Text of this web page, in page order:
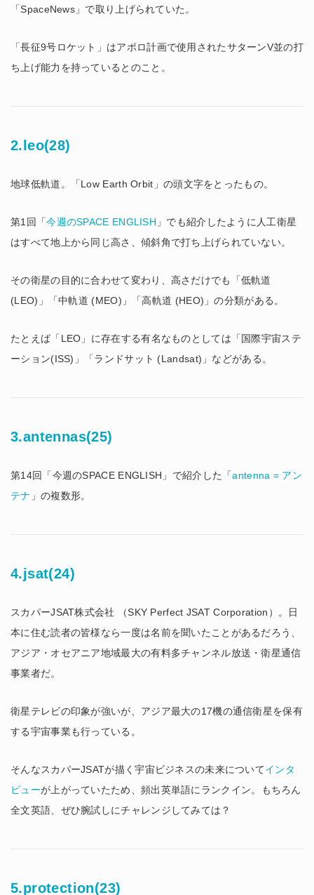
「SpaceNews」で取り上げられていた。
「長征9号ロケット」はアポロ計画で使用されたサターンV並の打
ち上げ能力を持っているとのこと。
2.leo(28)
地球低軌道。「Low Earth Orbit」の頭文字をとったもの。
第1回「今週のSPACE ENGLISH 」でも紹介したように人工衛星
はすべて地上から同じ高さ、傾斜角で打ち上げられていない。
その衛星の目的に合わせて変わり、高さだけでも「低軌道
(LEO)」「中軌道 (MEO)」「高軌道 (HEO)」の分類がある。
たとえば「LEO」に存在する有名なものとしては「国際宇宙ステ
ーション(ISS)」「ランドサット (Landsat)」などがある。
3.antennas(25)
第14回「今週のSPACE ENGLISH」で紹介した「antenna = アン
テナ 」の複数形。
4.jsat(24)
スカパーJSAT株式会社 （SKY Perfect JSAT Corporation）。日
本に住む読者の皆様なら一度は名前を聞いたことがあるだろう、
アジア・オセアニア地域最大の有料多チャンネル放送・衛星通信
事業者だ。
衛星テレビの印象が強いが、アジア最大の17機の通信衛星を保有
する宇宙事業も行っている。
そんなスカパーJSATが描く宇宙ビジネスの未来についてインタ
ビューが上がっていたため、頻出英単語にランクイン。もちろん
全文英語、ぜひ腕試しにチャレンジしてみては？
5.protection(23)